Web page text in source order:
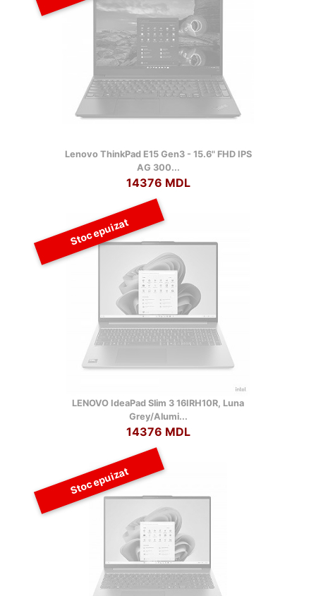
Lenovo ThinkPad E15 Gen3 - 15.6" FHD IPS
AG 300...
14376 MDL
Stoc epuizat
LENOVO IdeaPad Slim 3 16IRH10R, Luna
Grey/Alumi...
14376 MDL
Stoc epuizat